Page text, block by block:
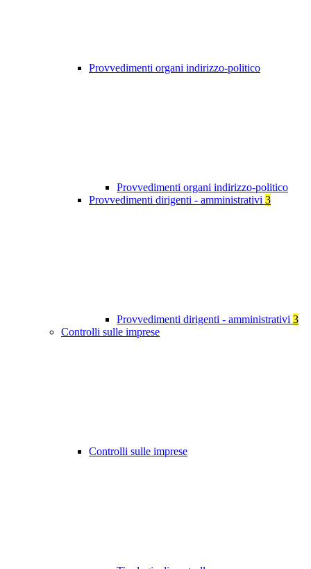
Provvedimenti organi indirizzo-politico
Provvedimenti organi indirizzo-politico
Provvedimenti dirigenti - amministrativi 3
Provvedimenti dirigenti - amministrativi 3
Controlli sulle imprese
Controlli sulle imprese